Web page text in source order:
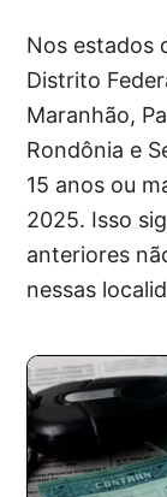
Nos estados
Distrito
Maranhão,
Rondônia e
15 anos ou
2025. Isso
anteriores
nessas